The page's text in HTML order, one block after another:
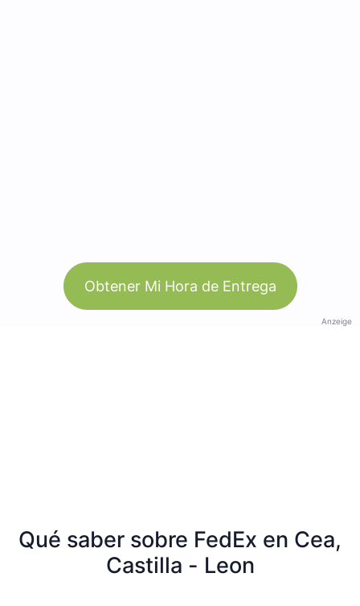
Obtener Mi Hora de Entrega
Anzeige
Qué saber sobre FedEx en Cea,
Castilla - Leon